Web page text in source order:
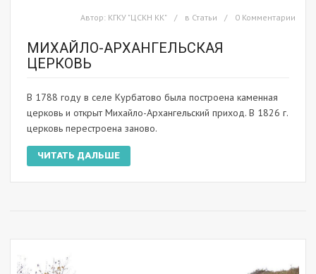
Автор: КГКУ "ЦСКН КК" в Статьи 0 Комментарии
МИХАЙЛО-АРХАНГЕЛЬСКАЯ
ЦЕРКОВЬ
В 1788 году в селе Курбатово была построена каменная
церковь и открыт Михайло-Архангельский приход. В 1826 г.
церковь перестроена заново.
ЧИТАТЬ ДАЛЬШЕ